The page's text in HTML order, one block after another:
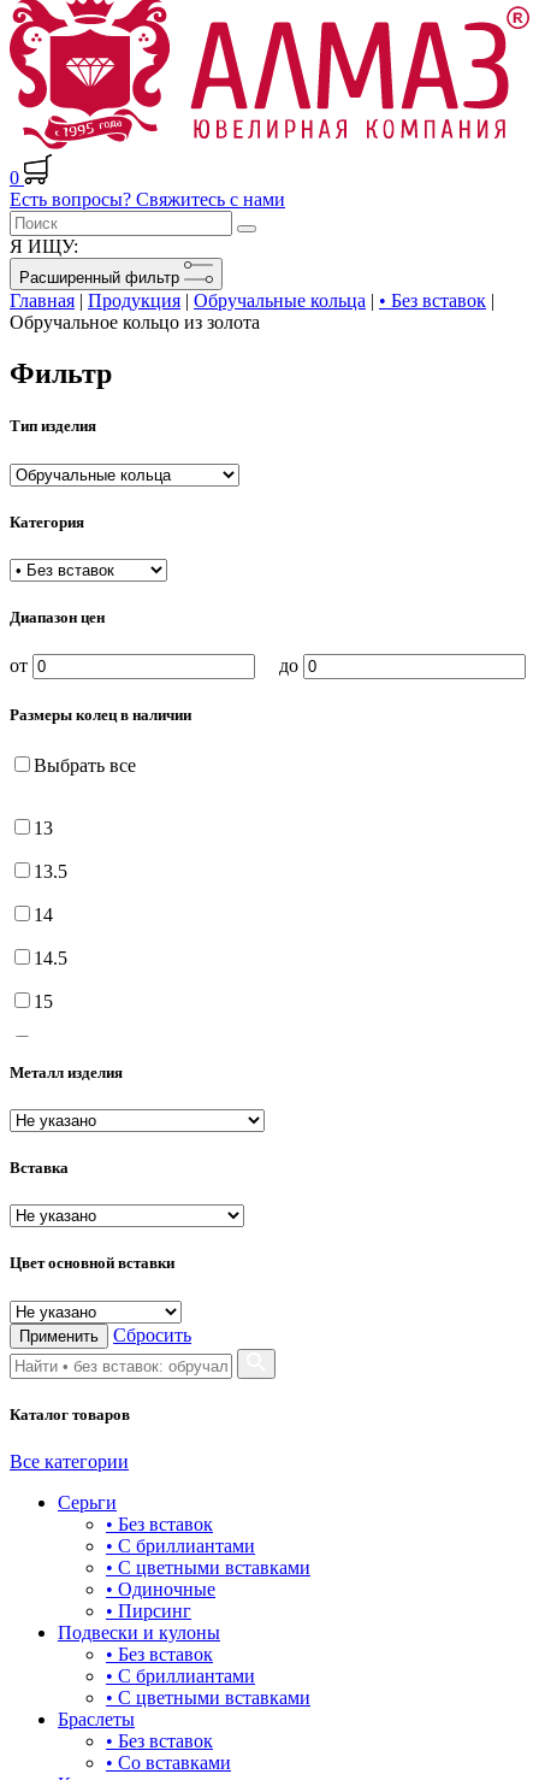
0
Есть вопросы? Свяжитесь с нами
Я ИЩУ:
Расширенный фильтр
Главная | Продукция | Обручальные кольца | • Без вставок |
Обручальное кольцо из золота
Фильтр
Тип изделия
Категория
Диапазон цен
от до
Размеры колец в наличии
Выбрать все
13
13.5
14
14.5
15
16.5
17
17.5
18
18.5
19
Металл изделия
Вставка
Цвет основной вставки
Применить Сбросить
Каталог товаров
Все категории
Серьги
• Без вставок
• С бриллиантами
• С цветными вставками
• Одиночные
• Пирсинг
Подвески и кулоны
• Без вставок
• С бриллиантами
• С цветными вставками
Браслеты
• Без вставок
• Со вставками